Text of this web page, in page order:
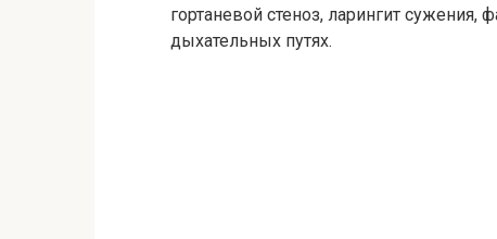
гортаневой стеноз, ларингит
дыхательных путях.